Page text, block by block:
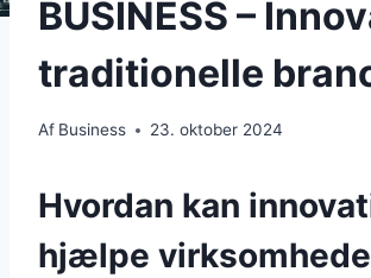
BUSINESS –
traditionelle
Af Business 23. oktober 2024
Hvordan kan
hjælpe